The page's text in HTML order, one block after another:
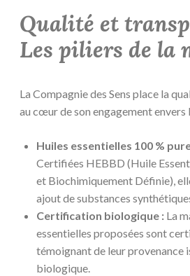
Qualité et
Les piliers de la
La Compagnie des Sens place la
au cœur de son engagement envers
Huiles essentielles 100 %
Certifiées HEBBD (Huile
et Biochimiquement Définie),
ajout de substances
Certification biologique : La
essentielles proposées sont
témoignant de leur provenance
biologique.